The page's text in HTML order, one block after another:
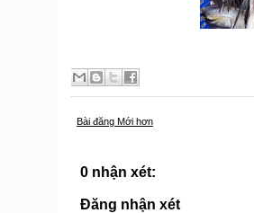
Bài đăng Mới hơn
0 nhận xét:
Đăng nhận xét